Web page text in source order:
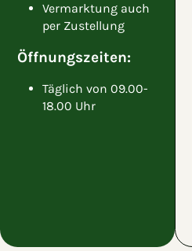
Vermarktung auch
per Zustellung
Öffnungszeiten:
Täglich von 09.00-
18.00 Uhr